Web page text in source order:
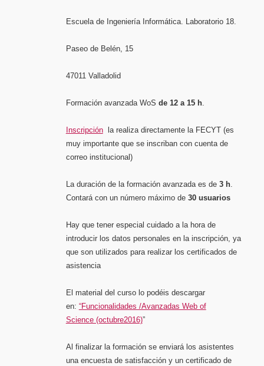
Escuela de Ingeniería Informática. Laboratorio 18.
Paseo de Belén, 15
47011 Valladolid
Formación avanzada WoS de 12 a 15 h.
Inscripciónla realiza directamente la FECYT (es
muy importante que se inscriban con cuenta de
correo institucional)
La duración de la formación avanzada es de 3 h.
Contará con un número máximo de 30 usuarios
Hay que tener especial cuidado a la hora de
introducir los datos personales en la inscripción, ya
que son utilizados para realizar los certificados de
asistencia
El material del curso lo podéis descargar
en: “Funcionalidades /Avanzadas Web of
Science (octubre2016)”
Al finalizar la formación se enviará los asistentes
una encuesta de satisfacción y un certificado de